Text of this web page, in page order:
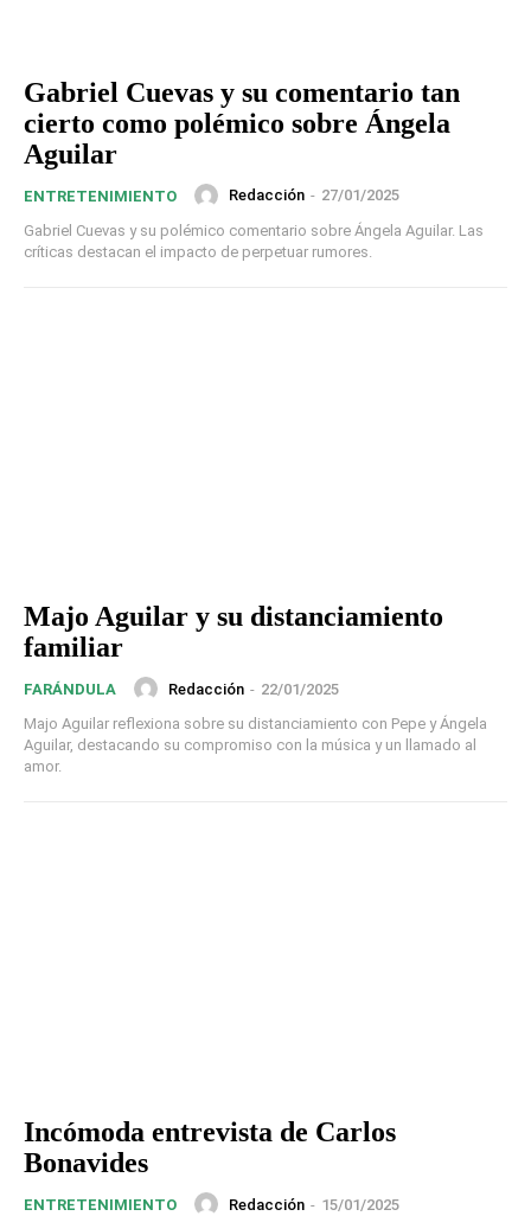
Gabriel Cuevas y su comentario tan
cierto como polémico sobre Ángela
Aguilar
ENTRETENIMIENTO Redacción - 27/01/2025
Gabriel Cuevas y su polémico comentario sobre Ángela Aguilar. Las
críticas destacan el impacto de perpetuar rumores.
Majo Aguilar y su distanciamiento
familiar
FARÁNDULA Redacción - 22/01/2025
Majo Aguilar reflexiona sobre su distanciamiento con Pepe y Ángela
Aguilar, destacando su compromiso con la música y un llamado al
amor.
Incómoda entrevista de Carlos
Bonavides
ENTRETENIMIENTO Redacción - 15/01/2025